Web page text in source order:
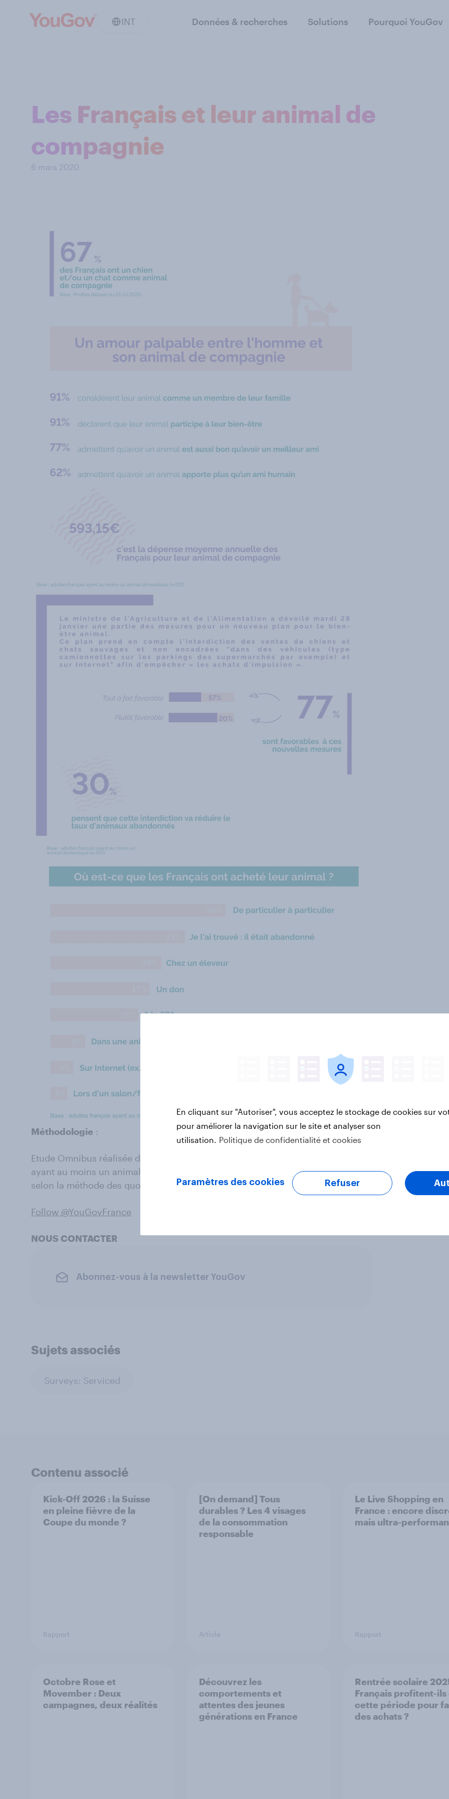
INT Données & recherches Solutions Pourquoi YouGov
Les Français et leur animal de
compagnie
6 mars 2020
Méthodologie :
Etude Omnibus réalisée du 31 janvier au 5 février 2020 auprès de 537 adultes
ayant au moins un animal domestique représentatifs de la population nationale,
selon la méthode des quotas.
Follow @YouGovFrance
NOUS CONTACTER
Abonnez-vous à la newsletter YouGov
Sujets associés
Surveys: Serviced
Contenu associé
Kick-Off 2026 : la Suisse
en pleine fièvre de la
Coupe du monde ?
Rapport
[On demand] Tous
durables ? Les 4 visages
de la consommation
responsable
Article
Le Live Shopping en
France : encore
mais ultra-
Rapport
Octobre Rose et
Movember : Deux
campagnes, deux réalités
Découvrez les
comportements et
attentes des jeunes
générations en France
Rentrée scolaire
Français profitent-ils
cette période pour
des achats ?
En cliquant sur "Autoriser", vous acceptez le stockage de cookies sur
pour améliorer la navigation sur le site et analyser son
utilisation. Politique de confidentialité et cookies
Paramètres des cookies Refuser